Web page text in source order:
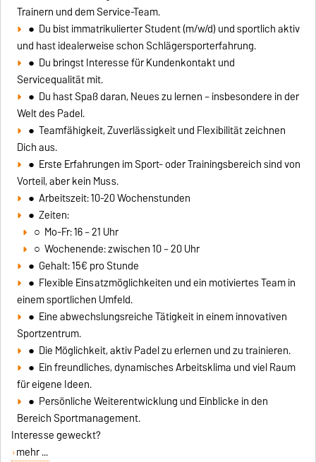
Trainern und dem Service-Team.
● Du bist immatrikulierter Student (m/w/d) und sportlich aktiv
und hast idealerweise schon Schlägersporterfahrung.
● Du bringst Interesse für Kundenkontakt und
Servicequalität mit.
● Du hast Spaß daran, Neues zu lernen – insbesondere in der
Welt des Padel.
● Teamfähigkeit, Zuverlässigkeit und Flexibilität zeichnen
Dich aus.
● Erste Erfahrungen im Sport- oder Trainingsbereich sind von
Vorteil, aber kein Muss.
● Arbeitszeit: 10-20 Wochenstunden
● Zeiten:
○ Mo-Fr: 16 – 21 Uhr
○ Wochenende: zwischen 10 – 20 Uhr
● Gehalt: 15€ pro Stunde
● Flexible Einsatzmöglichkeiten und ein motiviertes Team in
einem sportlichen Umfeld.
● Eine abwechslungsreiche Tätigkeit in einem innovativen
Sportzentrum.
● Die Möglichkeit, aktiv Padel zu erlernen und zu trainieren.
● Ein freundliches, dynamisches Arbeitsklima und viel Raum
für eigene Ideen.
● Persönliche Weiterentwicklung und Einblicke in den
Bereich Sportmanagement.
Interesse geweckt?
mehr ...